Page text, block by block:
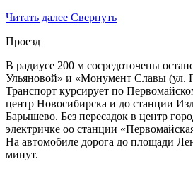
Читать далее Свернуть
Проезд
В радиусе 200 м сосредоточены
Ульяновой» и «Монумент Славы (ул.
Транспорт курсирует по
центр Новосибирска и до станции
Барышево. Без пересадок в центр
электричке оо станции
На автомобиле дорога до площади
минут.